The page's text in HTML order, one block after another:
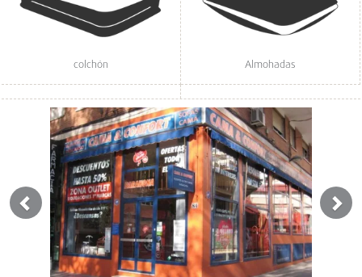
colchón Almohadas